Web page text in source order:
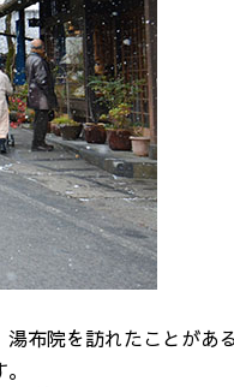
湯布院を訪れたことがあ